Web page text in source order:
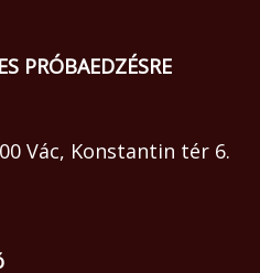
PRÓBAEDZÉSRE
Vác, Konstantin tér 6.